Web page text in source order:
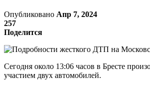
Опубликовано Апр 7, 2024
257
Поделится
Сегодня около 13:06 часов в Бресте
участием двух автомобилей.